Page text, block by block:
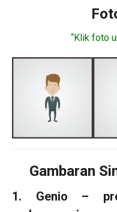
“Klik foto
Gambaran
1. Genio –